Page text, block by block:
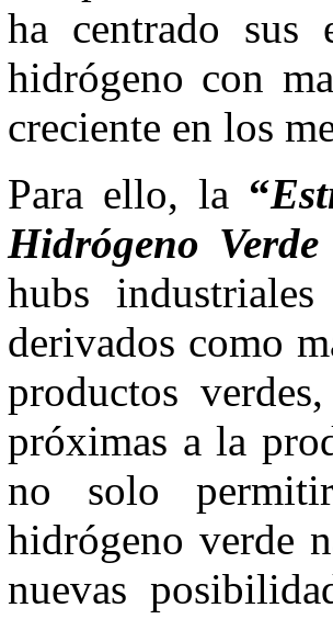
ha centrado sus
hidrógeno con
creciente en los
Para ello, la “
Hidrógeno
hubs
derivados como
productos
próximas a la
no solo
hidrógeno verde
nuevas